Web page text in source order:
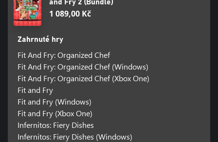
and Fry 2 (Bundle)
1 089,00 Kč
Zahrnuté hry
Fit And Fry: Organized Chef
Fit And Fry: Organized Chef (Windows)
Fit And Fry: Organized Chef (Xbox One)
Fit and Fry
Fit and Fry (Windows)
Fit and Fry (Xbox One)
Infernitos: Fiery Dishes
Infernitos: Fiery Dishes (Windows)